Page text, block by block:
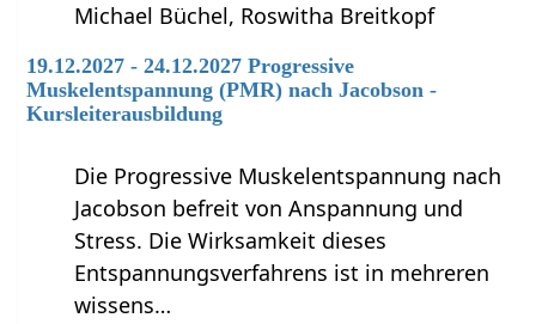
Michael Büchel, Roswitha Breitkopf
19.12.2027 - 24.12.2027 Progressive
Muskelentspannung (PMR) nach Jacobson -
Kursleiterausbildung
Die Progressive Muskelentspannung nach
Jacobson befreit von Anspannung und
Stress. Die Wirksamkeit dieses
Entspannungsverfahrens ist in mehreren
wissens…